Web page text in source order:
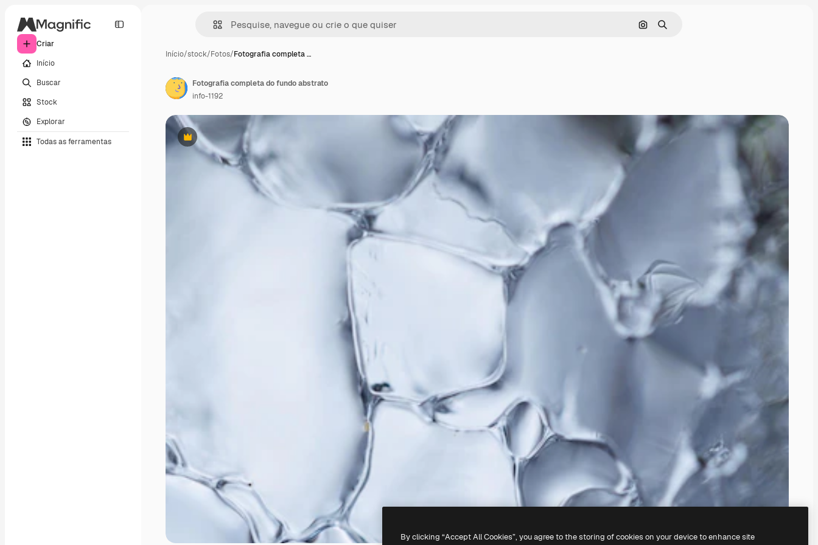
Criar
Início
Buscar
Stock
Explorar
Todas as ferramentas
Pesquisar por imagem
Buscar
Início/stock/Fotos/Fotografia completa …
Premium
Fotografia completa do fundo abstrato
info-1192
By clicking “Accept All Cookies”, you agree to the storing of cookies on your device to enhance site